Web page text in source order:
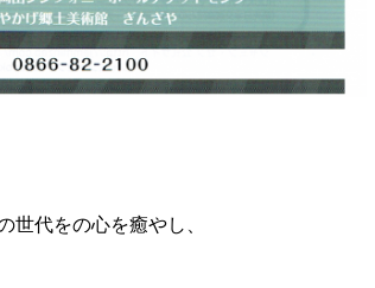
世代をの心を癒やし、